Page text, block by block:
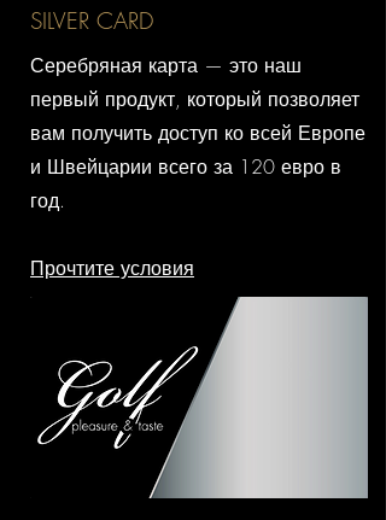
SILVER CARD
Серебряная карта — это наш
первый продукт, который позволяет
вам получить доступ ко всей Европе
и Швейцарии всего за 120 евро в
год.
Прочтите условия